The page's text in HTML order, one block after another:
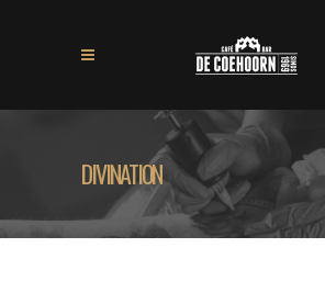
DIVINATION